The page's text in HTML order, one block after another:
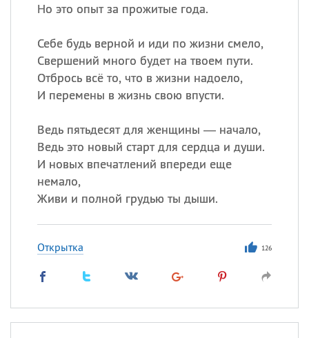
Но это опыт за прожитые года.
Себе будь верной и иди по жизни смело,
Свершений много будет на твоем пути.
Отбрось всё то, что в жизни надоело,
И перемены в жизнь свою впусти.
Ведь пятьдесят для женщины — начало,
Ведь это новый старт для сердца и души.
И новых впечатлений впереди еще
немало,
Живи и полной грудью ты дыши.
Открытка 126